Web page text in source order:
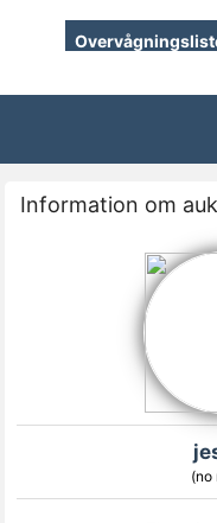
Information om
(no